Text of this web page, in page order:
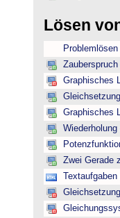
Lösen
Graphisches
Graphisches
Zwei Gerade